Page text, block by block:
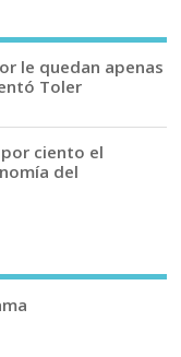
le quedan apenas
Toler
ciento el
del